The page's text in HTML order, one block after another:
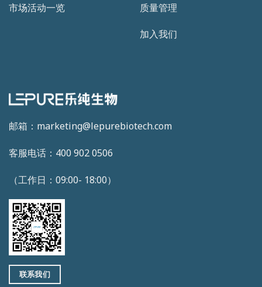
邮箱：marketing@lepurebiotech.com
客服电话：400 902 0506
（工作日：09:00- 18:00）
联系我们
市场活动一览 质量管理
加入我们